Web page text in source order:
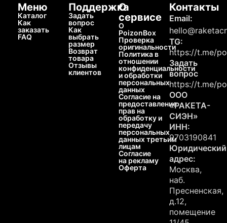
Меню
Каталог
Как
заказать
FAQ
Поддержка
Задать
вопрос
Как
выбрать
размер
Возврат
товара
Отзывы
клиентов
О
сервисе
О
PoizonBox
Проверка
оригинальности
Политика в
отношении
конфиденциальности
и обработки
персональных
данных
Согласие на
предоставление
прав на
обработку и
передачу
персональных
данных третьим
лицам
Согласие
на рекламу
Оферта
Контакты
Email:
TG:
https://t.me/
Задать
вопрос
https://t.me/
ООО
«РАКЕТА-
СИЭН»
ИНН:
9703190841
Юридический
адрес:
Москва,
наб.
Пресненская,
д.12,
помещение